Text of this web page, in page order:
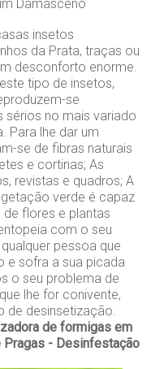
insetos
da Prata, traças ou
desconforto enorme.
tipo de insetos,
se
sérios no mais variado
Para lhe dar um
se de fibras naturais
e cortinas; As
revistas e quadros; A
verde é capaz
flores e plantas
com o seu
pessoa que
e sofra a sua picada
o seu problema de
lhe for conivente,
de desinsetização.
de formigas em
Pragas - Desinfestação